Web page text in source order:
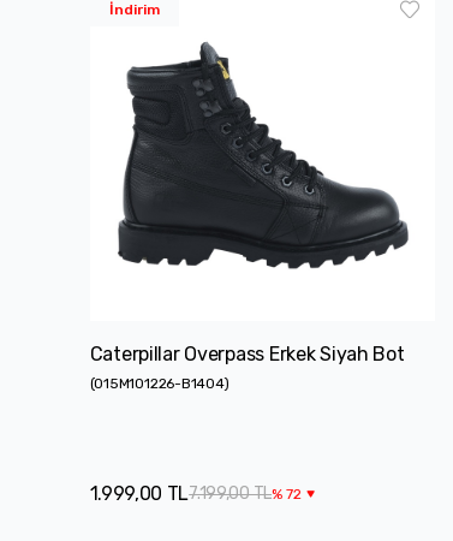
İndirim
Caterpillar Overpass Erkek Siyah Bot
(015M101226-B1404)
7.199,00 TL%72
1.999,00 TL